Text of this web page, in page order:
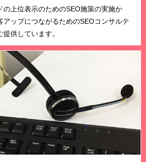
の上位表示のためのSEO施策の実施か
アップにつながるためのSEOコンサルテ
供しています。